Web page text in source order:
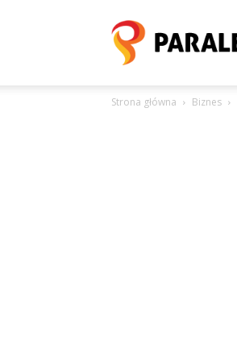
Strona główna Biznes